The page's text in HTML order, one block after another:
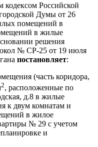
Российской
Думы от 26
помещений в
в жилые
решения
№ СР-25 от 19 июля
постановляет:
(часть коридора,
2, расположенные по
д.8 в жилые
к двум комнатам и
в жилое
№ 29 с учетом
и